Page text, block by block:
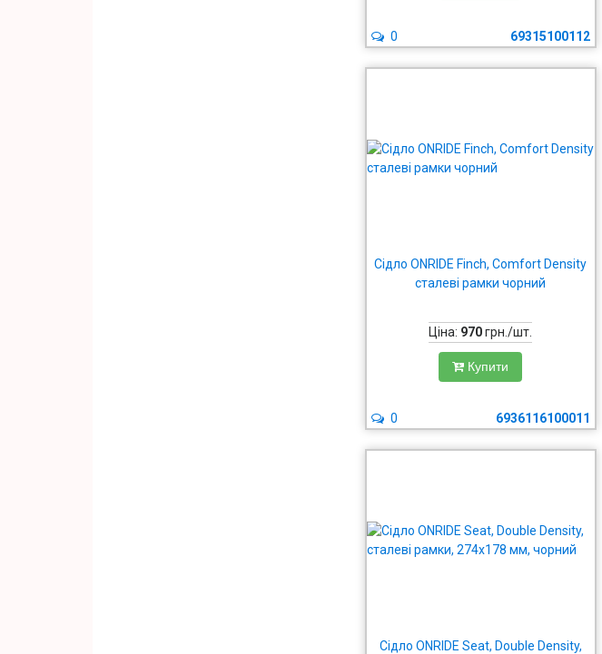
69315100112
0
Сідло ONRIDE Finch, Comfort Density
сталеві рамки чорний
Ціна: 970грн./шт.
Купити
6936116100011
0
Сідло ONRIDE Seat, Double Density,